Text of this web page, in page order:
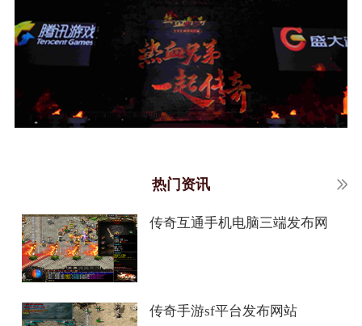
热门资讯
传奇互通手机电脑三端发布网
传奇手游sf平台发布网站